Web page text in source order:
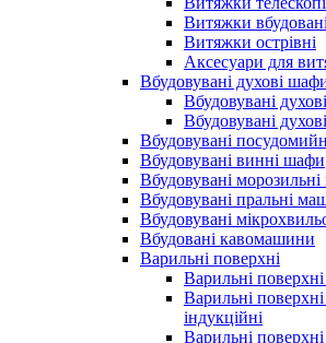
Витяжки вбудовані
Витяжки острівні
Аксесуари для
Вбудовувані духові
Вбудовувані
Вбудовувані
Вбудовувані
Вбудовувані винні шафи
Вбудовувані
Вбудовувані пральні
Вбудовувані
Вбудовані кавомашини
Варильні поверхні
Варильні
Варильні
індукційні
Варильні поверхні